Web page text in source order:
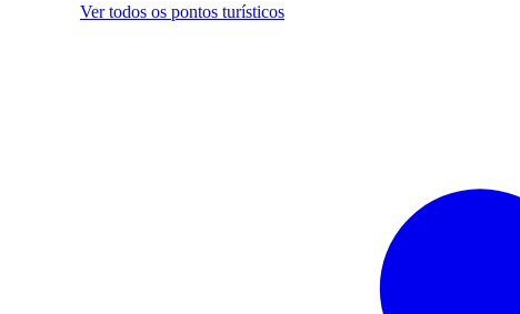
Ver todos os pontos turísticos